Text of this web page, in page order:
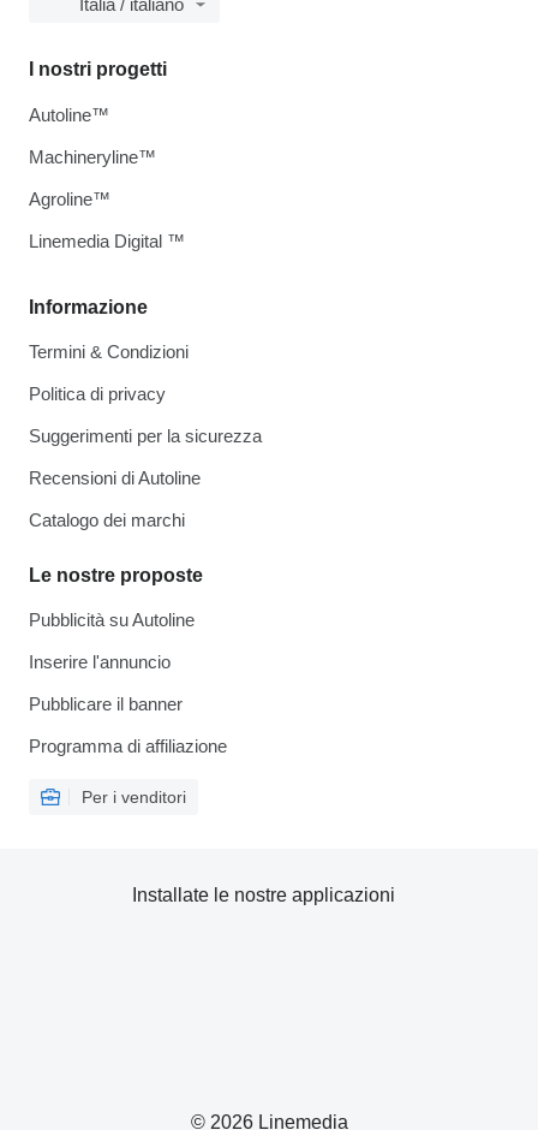
Italia / italiano
Informazione
Termini & Condizioni
Politica di privacy
Suggerimenti per la sicurezza
Recensioni di Autoline
Catalogo dei marchi
Le nostre proposte
Pubblicità su Autoline
Inserire l'annuncio
Pubblicare il banner
Programma di affiliazione
Per i venditori
I nostri progetti
Autoline™
Machineryline™
Agroline™
Linemedia Digital ™
© 2026 Linemedia
Installate le nostre applicazioni